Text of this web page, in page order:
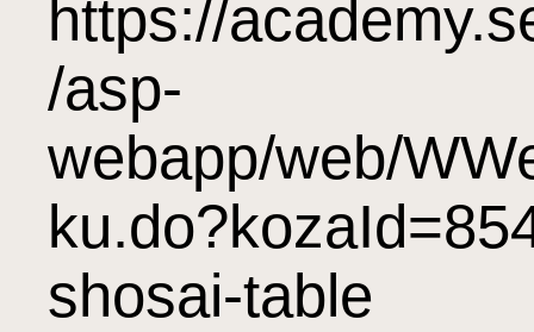
https://
/asp-
webapp/web/
shosai-table